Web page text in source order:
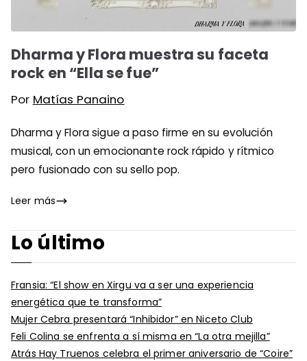
Dharma y Flora muestra su faceta
rock en “Ella se fue”
Por Matías Panaino
Dharma y Flora sigue a paso firme en su evolución
musical, con un emocionante rock rápido y rítmico
pero fusionado con su sello pop.
Leer más
Lo último
Fransia: “El show en Xirgu va a ser una experiencia
energética que te transforma”
Mujer Cebra presentará “Inhibidor” en Niceto Club
Feli Colina se enfrenta a sí misma en “La otra mejilla”
Atrás Hay Truenos celebra el primer aniversario de “Coire”